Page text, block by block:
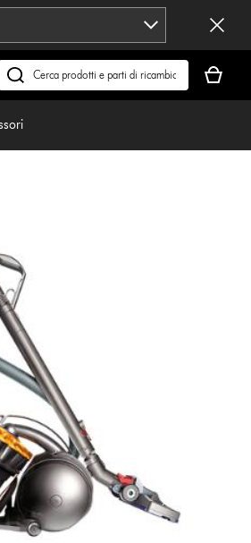
Cerca
su
dyson.it
carrello
è